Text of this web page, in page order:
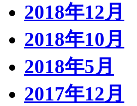
2018年12月
2018年10月
2018年5月
2017年12月